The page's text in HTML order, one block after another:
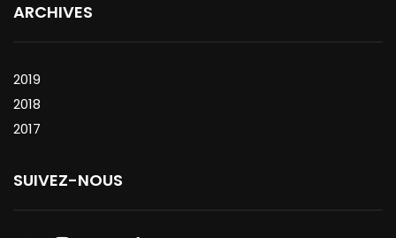
ARCHIVES
2019
2018
2017
SUIVEZ-NOUS